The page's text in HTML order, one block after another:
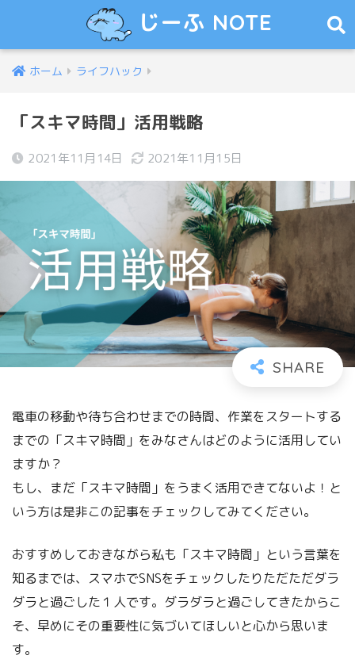
じーふ NOTE
ホーム ライフハック
「スキマ時間」活用戦略
2021年11月14日 2021年11月15日
電車の移動や待ち合わせまでの時間、作業をスタートする
までの「スキマ時間」をみなさんはどのように活用してい
ますか？
もし、まだ「スキマ時間」をうまく活用できてないよ！と
いう方は是非この記事をチェックしてみてください。
おすすめしておきながら私も「スキマ時間」という言葉を
知るまでは、スマホでSNSをチェックしたりただただダラ
ダラと過ごした１人です。ダラダラと過ごしてきたからこ
そ、早めにその重要性に気づいてほしいと心から思いま
す。